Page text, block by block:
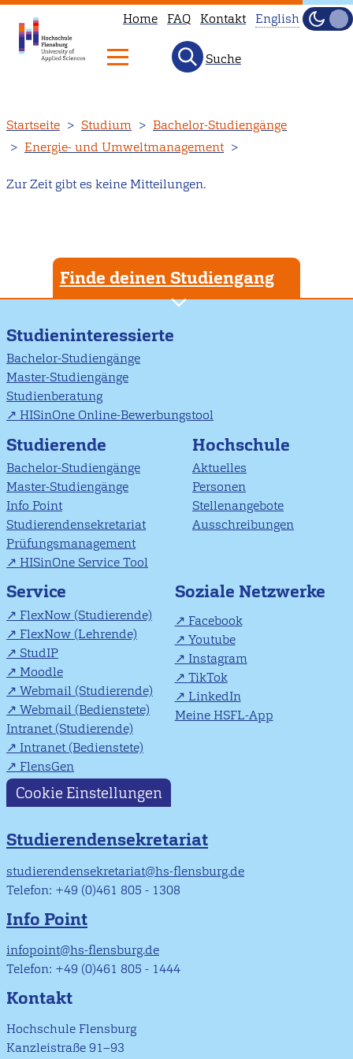
zum
Inhalt
Home FAQ Kontakt
not
our
English
Hell
Suche
Startseite Studium
Bachelor-Studiengänge
Energie- und Umweltmanagement
Zur Zeit gibt es keine Mitteilungen.
Finde deinen Studiengang
Studieninteressierte
Bachelor-Studiengänge
Master-Studiengänge
Studienberatung
HISinOne Online-Bewerbungstool
Studierende
Bachelor-Studiengänge
Master-Studiengänge
Info Point
Studierendensekretariat
Prüfungsmanagement
HISinOne Service Tool
Hochschule
Aktuelles
Personen
Stellenangebote
Ausschreibungen
Service
FlexNow (Studierende)
FlexNow (Lehrende)
StudIP
Moodle
Webmail (Studierende)
Webmail (Bedienstete)
Intranet (Studierende)
Intranet (Bedienstete)
FlensGen
Soziale Netzwerke
Facebook
Youtube
Instagram
TikTok
LinkedIn
Meine HSFL-App
Cookie Einstellungen
Studierendensekretariat
studierendensekretariat@hs-flensburg.de
Telefon: +49 (0)461 805 - 1308
Info Point
infopoint@hs-flensburg.de
Telefon: +49 (0)461 805 - 1444
Kontakt
Hochschule Flensburg
Kanzleistraße 91–93